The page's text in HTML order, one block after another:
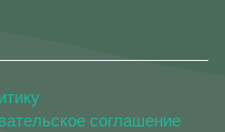
соглашение